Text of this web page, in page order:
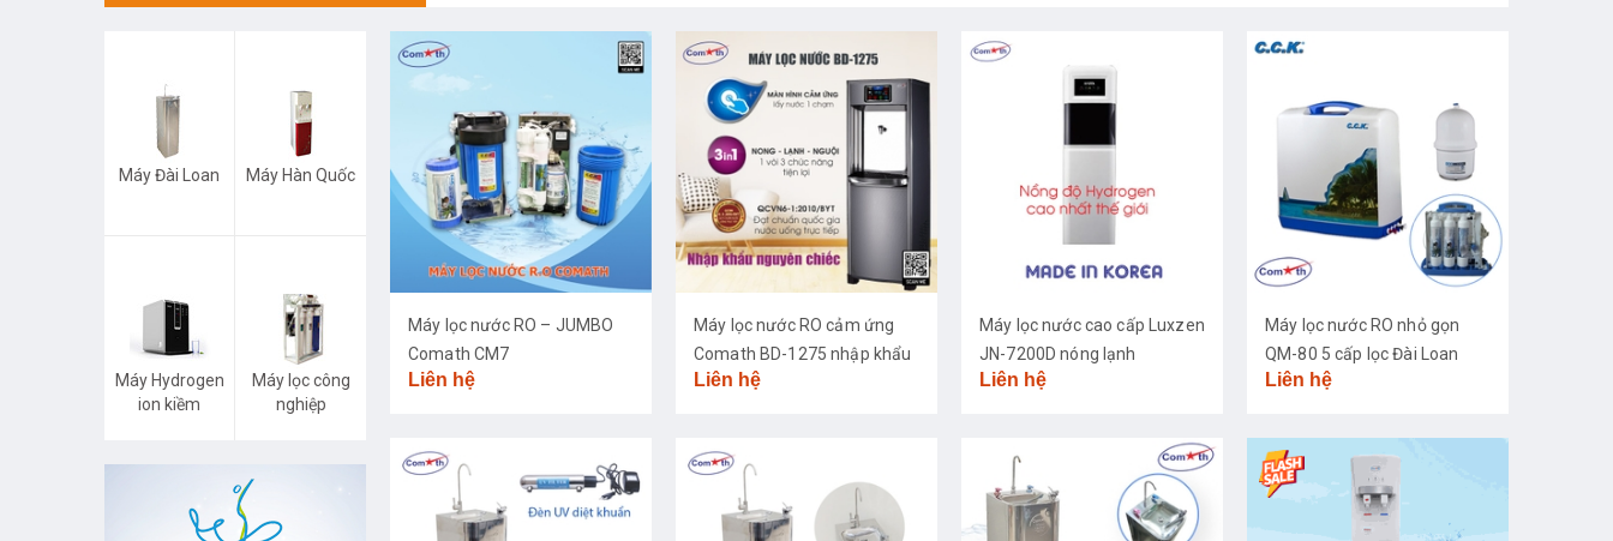
Máy Đài Loan Máy Hàn Quốc
Máy Hydrogen
ion kiềm
Máy lọc công
nghiệp
Máy lọc nước RO – JUMBO
Comath CM7
Liên hệ
Máy lọc nước RO cảm ứng
Comath BD-1275 nhập khẩu
cao cấp
Liên hệ
Máy lọc nước cao cấp Luxzen
JN-7200D nóng lạnh
Liên hệ
Máy lọc nước RO nhỏ gọn
QM-80 5 cấp lọc Đài Loan
Liên hệ